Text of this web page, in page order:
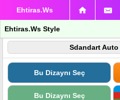
Ehtiras.Ws
Ehtiras.Ws Style
Sdandart Auto
Bu Dizaynı Seç
Bu Dizaynı Seç